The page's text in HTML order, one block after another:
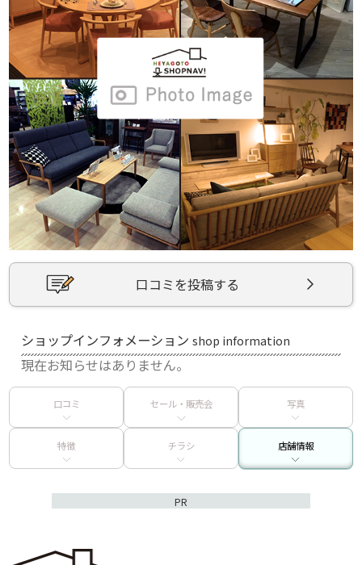
口コミを投稿する
ショップインフォメーションshop information
現在お知らせはありません。
口コミ セール・販売会 写真
特徴 チラシ 店舗情報
PR